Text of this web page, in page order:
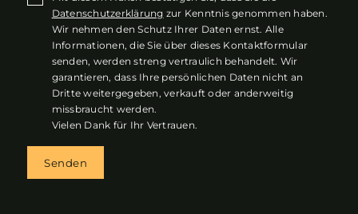
Datenschutzerklärung zur Kenntnis genommen haben.
Wir nehmen den Schutz Ihrer Daten ernst. Alle
Informationen, die Sie über dieses Kontaktformular
senden, werden streng vertraulich behandelt. Wir
garantieren, dass Ihre persönlichen Daten nicht an
Dritte weitergegeben, verkauft oder anderweitig
missbraucht werden.
Vielen Dank für Ihr Vertrauen.
Senden